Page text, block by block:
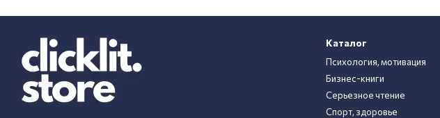
Каталог
Психология, мотивация
Бизнес-книги
Серьезное чтение
Спорт, здоровье